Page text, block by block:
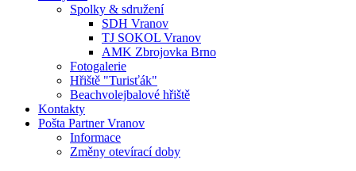
Spolky & sdružení
SDH Vranov
TJ SOKOL Vranov
AMK Zbrojovka Brno
Fotogalerie
Hřiště "Turisťák"
Beachvolejbalové hřiště
Kontakty
Pošta Partner Vranov
Informace
Změny otevírací doby